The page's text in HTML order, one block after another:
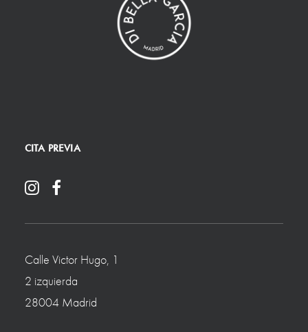
CITA PREVIA
Calle Victor Hugo, 1
2 izquierda
28004 Madrid